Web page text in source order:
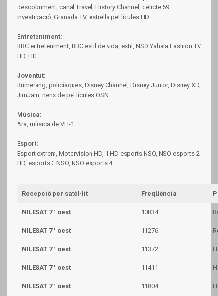
descobriment, canal Travel, History Channel, delicte 59
investigació, Granada TV, estrella pel lícules HD
Entreteniment:
BBC entreteniment, BBC estil de vida, estil, NSO Yahala Fashion TV
HD, HD
Joventut:
Bumerang, policíaques, Disney Channel, Disney Junior, Disney XD,
JimJam, nens de pel·lícules OSN
Música:
Ara, música de VH-1
Esport:
Esport extrem, Motorvision HD, 1 HD esports NSO, NSO esports 2
HD, esports 3 NSO, NSO esports 4
Recepció per satèl·lit Freqüència
NILESAT 7 ° oest 10834
NILESAT 7 ° oest 11276
NILESAT 7 ° oest 11372
NILESAT 7 ° oest 11411
NILESAT 7 ° oest 11804